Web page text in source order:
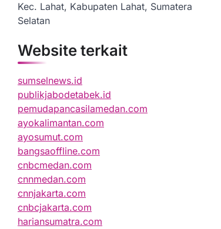
Kec. Lahat, Kabupaten Lahat, Sumatera
Selatan
Website terkait
sumselnews.id
publikjabodetabek.id
pemudapancasilamedan.com
ayokalimantan.com
ayosumut.com
bangsaoffline.com
cnbcmedan.com
cnnmedan.com
cnnjakarta.com
cnbcjakarta.com
hariansumatra.com